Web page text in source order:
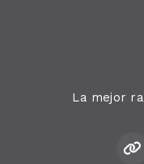
La mejor